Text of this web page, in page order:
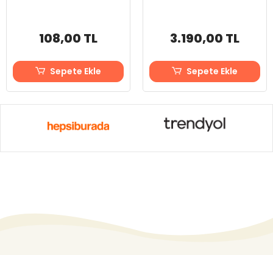
108,00 TL
Sepete Ekle
3.190,00 TL
Sepete Ekle